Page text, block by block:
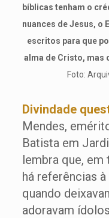
bíblicas tenham o
nuances de Jesus, o
escritos para que
alma de Cristo, mas
Foto:
Divindade
Mendes,
Batista em
lembra que,
há referências
quando
adoravam